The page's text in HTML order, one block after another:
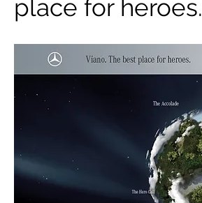
place for heroes.